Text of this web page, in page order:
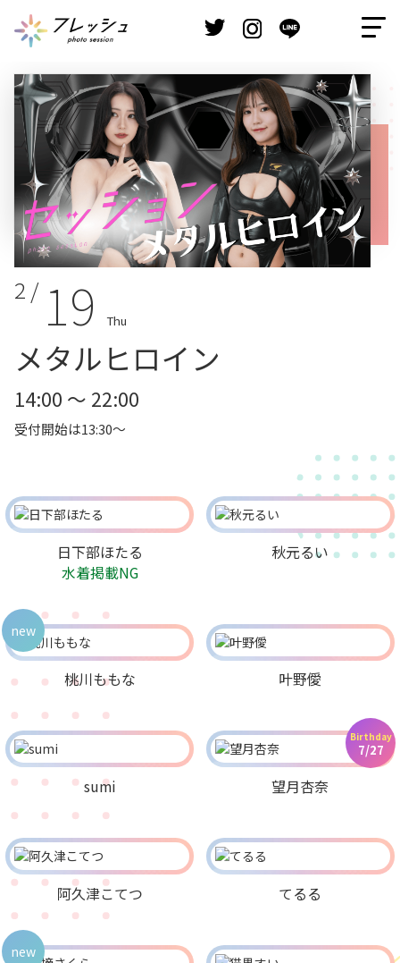
2 / 19 Thu
メタルヒロイン
14:00 ～ 22:00
受付開始は13:30～
日下部ほたる
水着掲載NG
秋元るい
Birthday
7/27
桃川ももな
new
叶野僾
sumi 望月杏奈
阿久津こてつ てるる
new